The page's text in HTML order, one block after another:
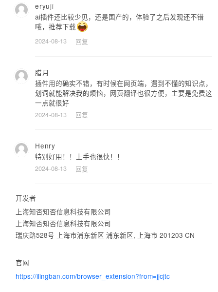
eryuji
ai插件还比较少见，还是国产的，体验了之后发现还不错
哦，推荐下载
2024-08-13 回复
腊月
插件用的确实不错，有时候在网页端，遇到不懂的知识点，
划词就能解决我的烦恼，网页翻译也很方便，主要是免费这
一点就很好
2024-08-13 回复
Henry
特别好用！！上手也很快！！
2024-08-13 回复
开发者
上海知否知否信息科技有限公司
上海知否知否信息科技有限公司
瑞庆路528号 上海市浦东新区 浦东新区, 上海市 201203 CN
官网
https://ilingban.com/browser_extension?from=jjcjtc